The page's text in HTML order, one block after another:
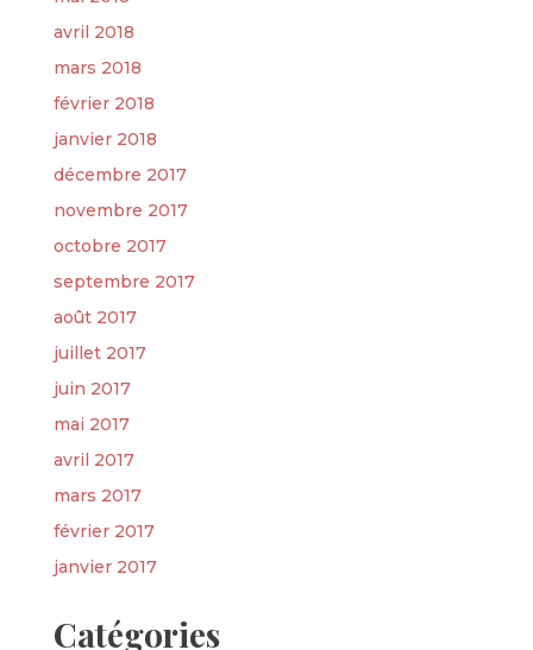
avril 2018
mars 2018
février 2018
janvier 2018
décembre 2017
novembre 2017
octobre 2017
septembre 2017
août 2017
juillet 2017
juin 2017
mai 2017
avril 2017
mars 2017
février 2017
janvier 2017
Catégories